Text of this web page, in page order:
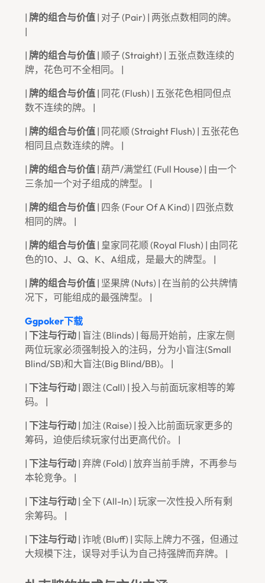
| 牌的组合与价值 | 对子 (Pair) | 两张点数相同的牌。
|
| 牌的组合与价值 | 顺子 (Straight) | 五张点数连续的
牌，花色可不全相同。 |
| 牌的组合与价值 | 同花 (Flush) | 五张花色相同但点
数不连续的牌。 |
| 牌的组合与价值 | 同花顺 (Straight Flush) | 五张花色
相同且点数连续的牌。 |
| 牌的组合与价值 | 葫芦/满堂红 (Full House) | 由一个
三条加一个对子组成的牌型。 |
| 牌的组合与价值 | 四条 (Four Of A Kind) | 四张点数
相同的牌。 |
| 牌的组合与价值 | 皇家同花顺 (Royal Flush) | 由同花
色的10、J、Q、K、A组成，是最大的牌型。 |
| 牌的组合与价值 | 坚果牌 (Nuts) | 在当前的公共牌情
况下，可能组成的最强牌型。 |
Ggpoker下载
| 下注与行动 | 盲注 (Blinds) | 每局开始前，庄家左侧
两位玩家必须强制投入的注码，分为小盲注(Small
Blind/SB)和大盲注(Big Blind/BB)。 |
| 下注与行动 | 跟注 (Call) | 投入与前面玩家相等的筹
码。 |
| 下注与行动 | 加注 (Raise) | 投入比前面玩家更多的
筹码，迫使后续玩家付出更高代价。 |
| 下注与行动 | 弃牌 (Fold) | 放弃当前手牌，不再参与
本轮竞争。 |
| 下注与行动 | 全下 (All-In) | 玩家一次性投入所有剩
余筹码。 |
| 下注与行动 | 诈唬 (Bluff) | 实际上牌力不强，但通过
大规模下注，误导对手认为自己持强牌而弃牌。 |